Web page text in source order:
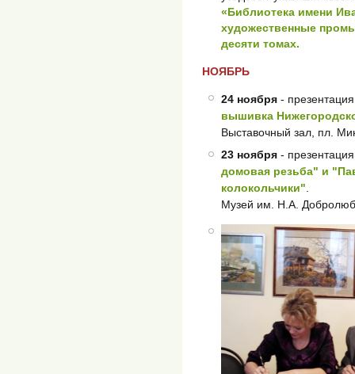
«Библиотека имени
художественные
десяти томах.
НОЯБРЬ
24 ноября -
вышивка
Выставочный зал, пл.
23 ноября -
домовая резьба" и
колокольчики".
Музей им. Н.А.